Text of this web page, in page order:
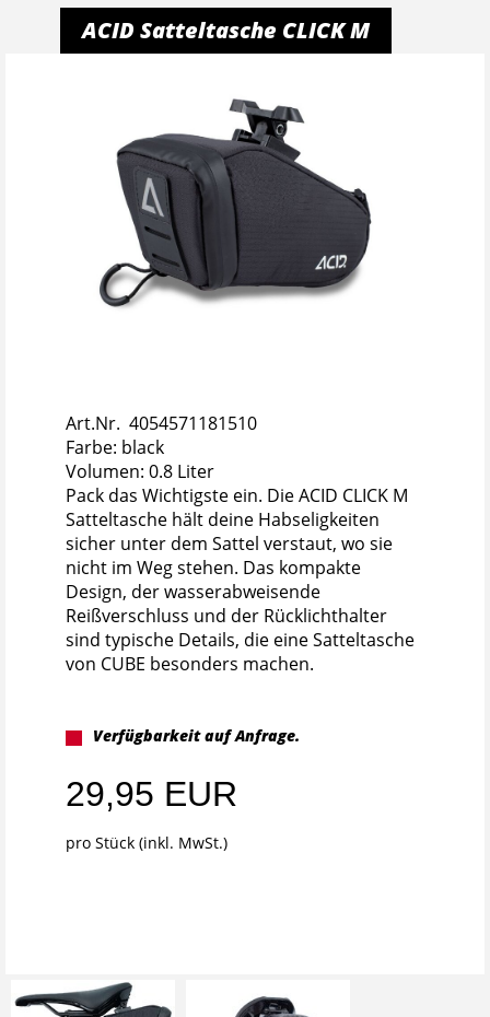
ACID Satteltasche CLICK M
Art.Nr. 4054571181510
Farbe: black
Volumen: 0.8 Liter
Pack das Wichtigste ein. Die ACID CLICK M
Satteltasche hält deine Habseligkeiten
sicher unter dem Sattel verstaut, wo sie
nicht im Weg stehen. Das kompakte
Design, der wasserabweisende
Reißverschluss und der Rücklichthalter
sind typische Details, die eine Satteltasche
von CUBE besonders machen.
Verfügbarkeit auf Anfrage.
29,95 EUR
pro Stück (inkl. MwSt.)